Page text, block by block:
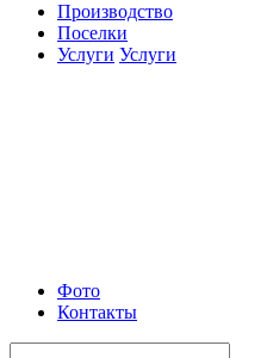
Производство
Поселки
Услуги Услуги
Фото
Контакты